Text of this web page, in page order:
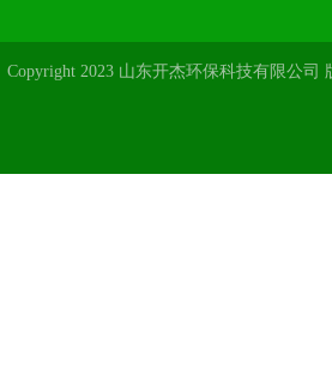
Copyright 2023 山东开杰环保科技有限公司